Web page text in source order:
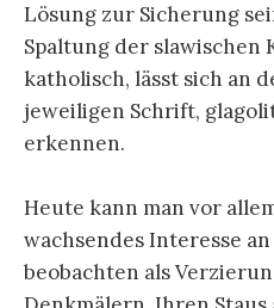
Lösung zur Sicherung
Spaltung der
katholisch, lässt sich an
jeweiligen Schrift,
erkennen.
Heute kann man vor
wachsendes Interesse
beobachten als